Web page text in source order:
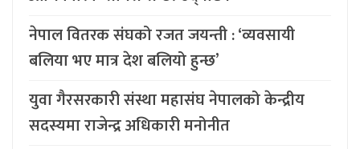
नेपाल वितरक संघको रजत जयन्ती : ‘व्यवसायी
बलिया भए मात्र देश बलियो हुन्छ’
युवा गैरसरकारी संस्था महासंघ नेपालको केन्द्रीय
सदस्यमा राजेन्द्र अधिकारी मनोनीत